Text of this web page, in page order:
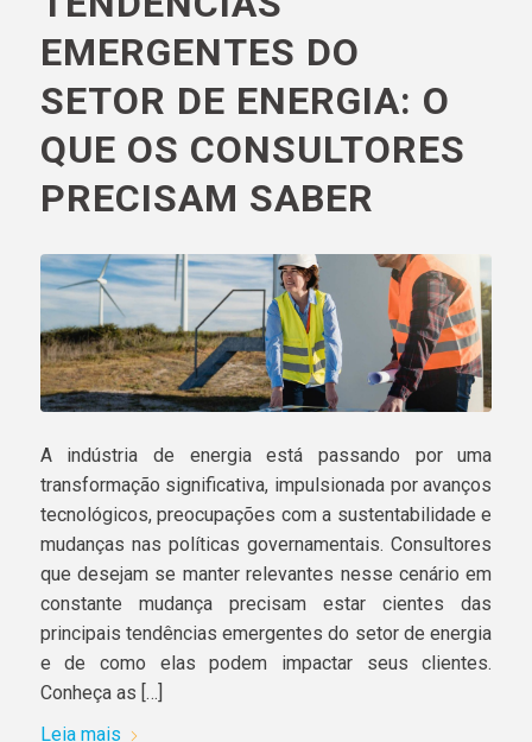
EMERGENTES DO
SETOR DE ENERGIA: O
QUE OS CONSULTORES
PRECISAM SABER
A indústria de energia está passando por uma
transformação significativa, impulsionada por avanços
tecnológicos, preocupações com a sustentabilidade e
mudanças nas políticas governamentais. Consultores
que desejam se manter relevantes nesse cenário em
constante mudança precisam estar cientes das
principais tendências emergentes do setor de energia
e de como elas podem impactar seus clientes.
Conheça as […]
Leia mais